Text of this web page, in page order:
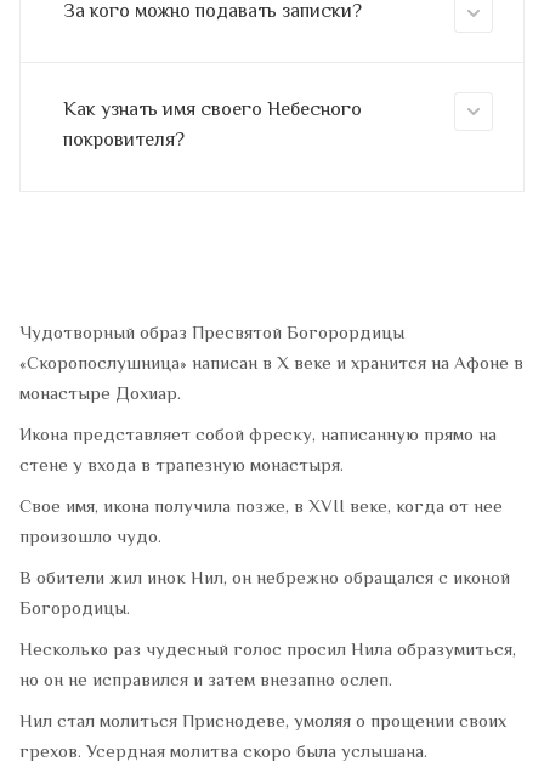
За кого можно подавать записки?
Как узнать имя своего Небесного
покровителя?
Чудотворный образ Пресвятой Богорордицы
«Скоропослушница» написан в Х веке и хранится на Афоне в
монастыре Дохиар.
Икона представляет собой фреску, написанную прямо на
стене у входа в трапезную монастыря.
Свое имя, икона получила позже, в XVII веке, когда от нее
произошло чудо.
В обители жил инок Нил, он небрежно обращался с иконой
Богородицы.
Несколько раз чудесный голос просил Нила образумиться,
но он не исправился и затем внезапно ослеп.
Нил стал молиться Приснодеве, умоляя о прощении своих
грехов. Усердная молитва скоро была услышана.